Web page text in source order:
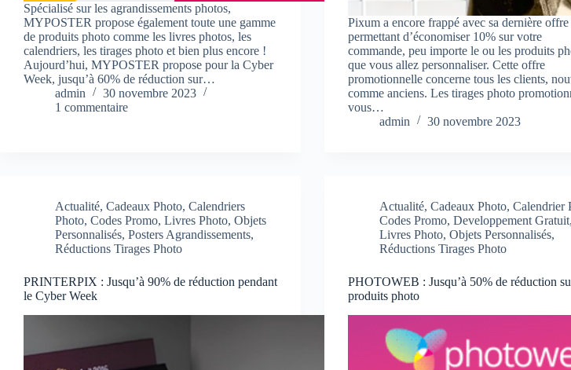
Spécialisé sur les agrandissements photos,
MYPOSTER propose également toute une gamme
de produits photo comme les livres photos, les
calendriers, les tirages photo et bien plus encore !
Aujourd’hui, MYPOSTER propose pour la Cyber
Week, jusqu’à 60% de réduction sur…
admin
30 novembre 2023
1 commentaire
Pixum a encore frappé avec sa dernière offre
permettant d’économiser 10% sur votre
commande, peu importe le ou les produits
que vous allez personnaliser. Cette offre
promotionnelle concerne tous les clients,
comme anciens. Les tirages photo
vous…
admin
30 novembre 2023
Actualité, Cadeaux Photo, Calendriers
Photo, Codes Promo, Livres Photo, Objets
Personnalisés, Posters Agrandissements,
Réductions Tirages Photo
PRINTERPIX : Jusqu’à 90% de réduction pendant
le Cyber Week
Actualité,Cadeaux Photo,Calendrier
Codes Promo,Developpement Gratuit,
Livres Photo,Objets Personnalisés,
Réductions Tirages Photo
PHOTOWEB : Jusqu’à 50% de réduction
produits photo